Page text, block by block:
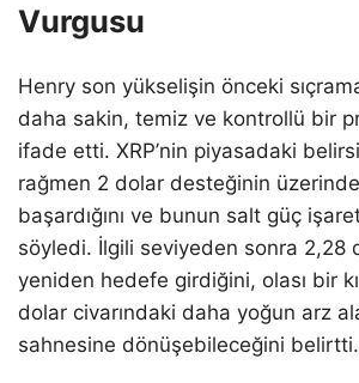
Vurgusu
Henry son yükselişin önceki
daha sakin, temiz ve kontrollü bir
ifade etti. XRP’nin piyasadaki
rağmen 2 dolar desteğinin
başardığını ve bunun salt güç
söyledi. İlgili seviyeden sonra 2,28
yeniden hedefe girdiğini, olası bir
dolar civarındaki daha yoğun arz
sahnesine dönüşebileceğini belirtti.